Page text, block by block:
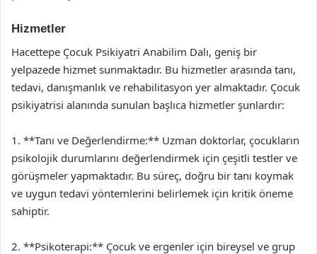
Hizmetler
Hacettepe Çocuk Psikiyatri Anabilim Dalı, geniş bir
yelpazede hizmet sunmaktadır. Bu hizmetler arasında tanı,
tedavi, danışmanlık ve rehabilitasyon yer almaktadır. Çocuk
psikiyatrisi alanında sunulan başlıca hizmetler şunlardır:
1. **Tanı ve Değerlendirme:** Uzman doktorlar, çocukların
psikolojik durumlarını değerlendirmek için çeşitli testler ve
görüşmeler yapmaktadır. Bu süreç, doğru bir tanı koymak
ve uygun tedavi yöntemlerini belirlemek için kritik öneme
sahiptir.
2. **Psikoterapi:** Çocuk ve ergenler için bireysel ve grup